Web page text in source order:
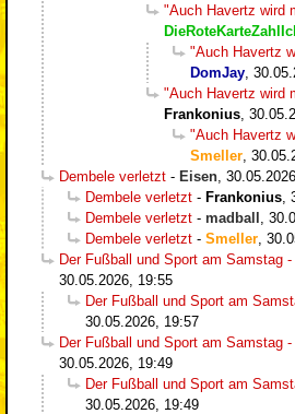
"Auch Havertz wird
"Auch Havertz
DomJay
"Auch Havertz wird
Frankonius
"Auch Havertz
Smeller
Dembele verletzt - Eisen
Dembele verletzt - Frankonius
Dembele verletzt - madball
Dembele verletzt - Smeller
Der Fußball und Sport am Samstag -
30.05.2026, 19:55
Der Fußball und Sport am
30.05.2026, 19:57
Der Fußball und Sport am Samstag -
30.05.2026, 19:49
Der Fußball und Sport am
30.05.2026, 19:49